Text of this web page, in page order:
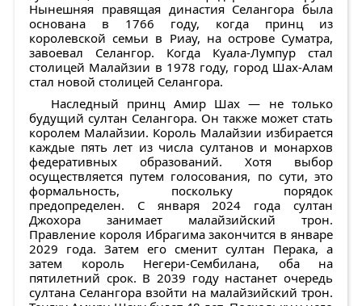
Нынешняя правящая династия Селангора была
основана в 1766 году, когда принц из
королевской семьи в Риау, на острове Суматра,
завоевал Селангор. Когда Куала-Лумпур стал
столицей Малайзии в 1978 году, город Шах-Алам
стал новой столицей Селангора.
Наследный принц Амир Шах — не только
будущий султан Селангора. Он также может стать
королем Малайзии. Король Малайзии избирается
каждые пять лет из числа султанов и монархов
федеративных образований. Хотя выбор
осуществляется путем голосования, по сути, это
формальность, поскольку порядок
предопределен. С января 2024 года султан
Джохора занимает малайзийский трон.
Правление короля Ибрагима закончится в январе
2029 года. Затем его сменит султан Перака, а
затем король Негери-Сембилана, оба на
пятилетний срок. В 2039 году настанет очередь
султана Селангора взойти на малайзийский трон.